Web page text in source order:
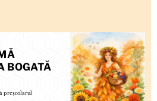
BOGATĂ
preșcolarul